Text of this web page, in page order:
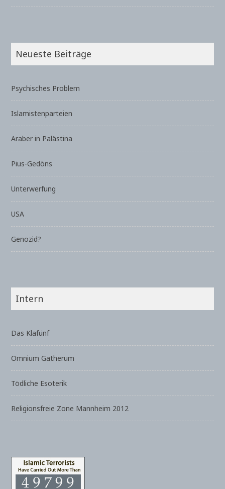
Neueste Beiträge
Psychisches Problem
Islamistenparteien
Araber in Palästina
Pius-Gedöns
Unterwerfung
USA
Genozid?
Intern
Das Klafünf
Omnium Gatherum
Tödliche Esoterik
Religionsfreie Zone Mannheim 2012